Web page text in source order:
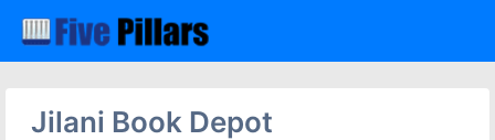
Jilani Book Depot